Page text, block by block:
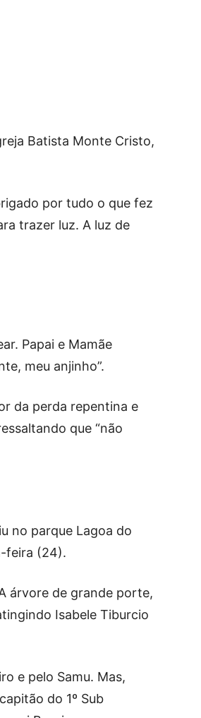
Batista Monte Cristo,
por tudo o que fez
trazer luz. A luz de
Papai e Mamãe
meu anjinho”.
da perda repentina e
que “não
no parque Lagoa do
feira (24).
árvore de grande porte,
Isabele Tiburcio
e pelo Samu. Mas,
do 1º Sub